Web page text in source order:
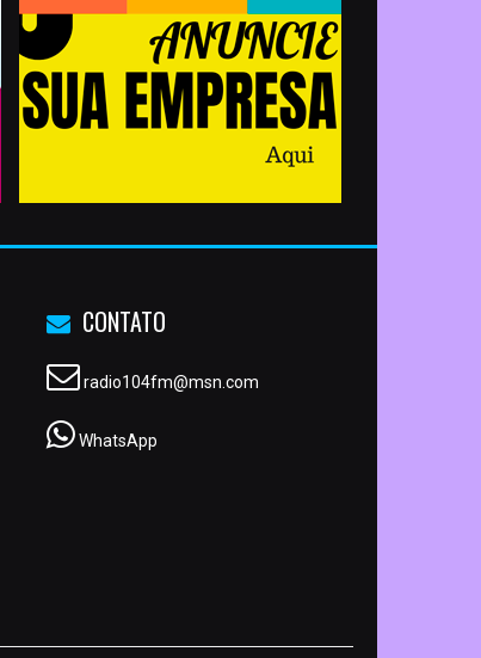
CONTATO
radio104fm@msn.com
WhatsApp